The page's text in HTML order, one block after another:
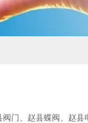
门、赵县蝶阀、赵县